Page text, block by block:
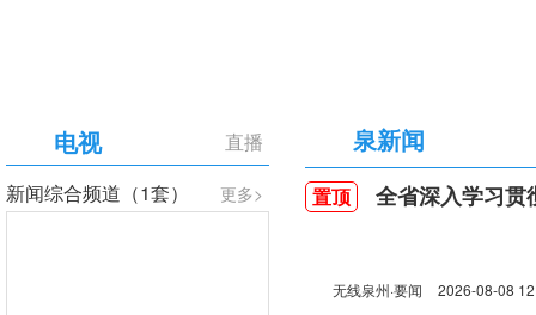
直播
电视
更多>
新闻综合频道（1套）
泉新闻
置顶 全省深入学习贯彻习
无线泉州·要闻 2026-08-08